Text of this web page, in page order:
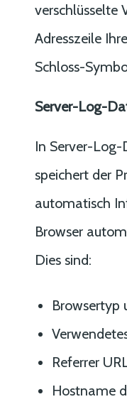
verschlüsselte
Adresszeile
Schloss-
Server-Log-
In Server-
speichert der
automatisch
Browser
Dies sind:
Browsertyp
Referrer
Hostname